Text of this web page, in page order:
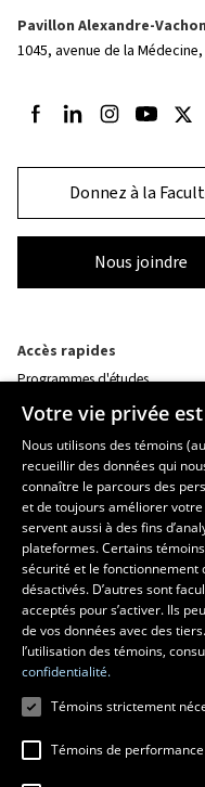
Pavillon Alexandre-Vachon
1045, avenue de la Médecine,
Suivez-nous sur Facebook
Suivez-nous sur
Suivez-nous
Suivez-
Donnez à la
Nous joindre
Accès rapides
Programmes d'études
Nos départements et école
Foire aux questions
Ressources
monPortail
MESURES D'URGENCE
Composer le418 656-5555
Votre vie privée
Nous utilisons des témoins
recueillir des données qui
connaître le parcours des
et de toujours améliorer
servent aussi à des fins
plateformes. Certains
sécurité et le fonctionnement
désactivés. D’autres sont
acceptés pour s’activer. Ils
de vos données avec des
l’utilisation des témoins,
confidentialité.
Témoins strictement
Témoins de performance